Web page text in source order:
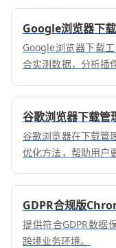
Google浏览器下
Google浏览器下载
合实测数据，分析插
谷歌浏览器下载管
谷歌浏览器在下载管
优化方法，帮助用户
GDPR合规版
提供符合GDPR数据
跨境业务环境。